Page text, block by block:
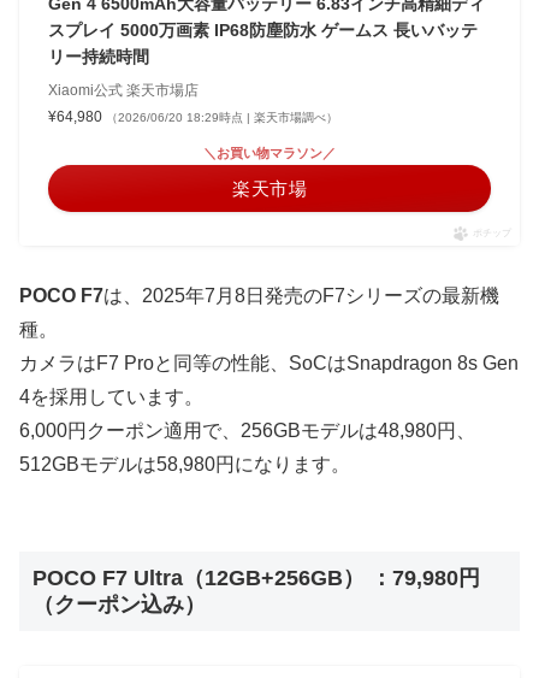
スプレイ 5000万画素 IP68防塵防水 ゲームス 長いバッテ
リー持続時間
Xiaomi公式 楽天市場店
¥64,980
（2026/06/20 18:29時点 | 楽天市場調べ）
＼お買い物マラソン／
楽天市場
ポチップ
POCO F7は、2025年7月8日発売のF7シリーズの最新機
種。
カメラはF7 Proと同等の性能、SoCはSnapdragon 8s Gen
4を採用しています。
6,000円クーポン適用で、256GBモデルは48,980円、
512GBモデルは58,980円になります。
POCO F7 Ultra（12GB+256GB） ：79,980円
（クーポン込み）